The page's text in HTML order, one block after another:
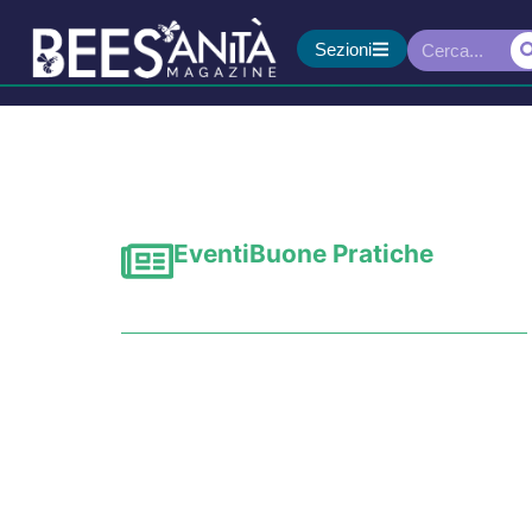
Sezioni
EventiBuone Pratiche